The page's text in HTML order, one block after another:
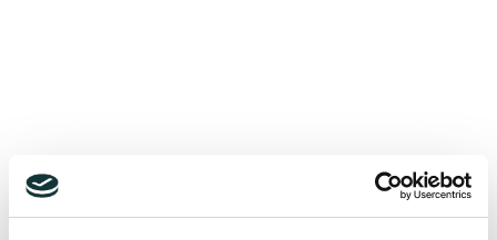
Bekijk alle blogberichten